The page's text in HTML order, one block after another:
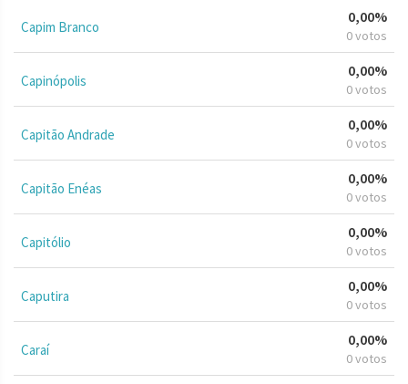
Capim Branco
0,00%
0 votos
Capinópolis
0,00%
0 votos
Capitão Andrade
0,00%
0 votos
Capitão Enéas
0,00%
0 votos
Capitólio
0,00%
0 votos
Caputira
0,00%
0 votos
Caraí
0,00%
0 votos